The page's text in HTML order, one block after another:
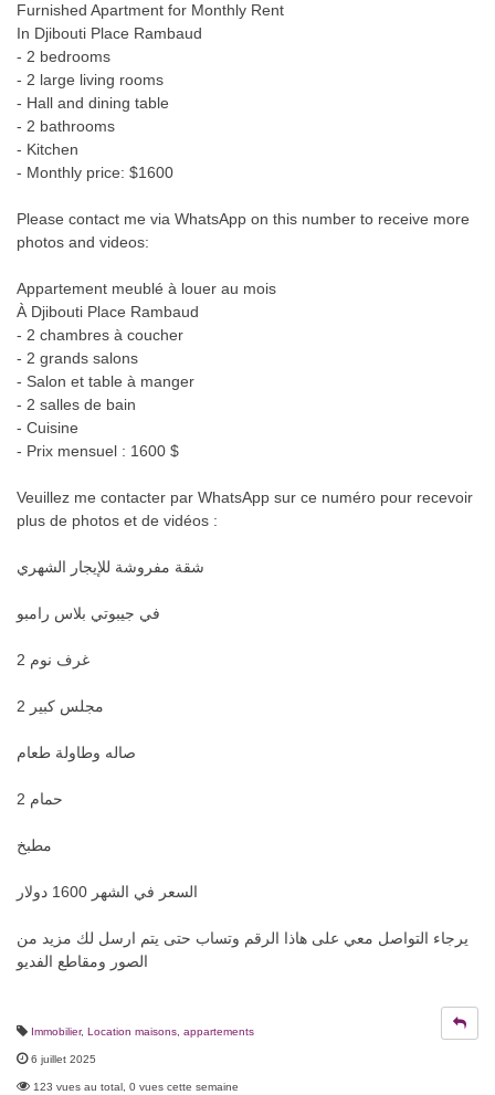
Furnished Apartment for Monthly Rent
In Djibouti Place Rambaud
- 2 bedrooms
- 2 large living rooms
- Hall and dining table
- 2 bathrooms
- Kitchen
- Monthly price: $1600
Please contact me via WhatsApp on this number to receive more
photos and videos:
Appartement meublé à louer au mois
À Djibouti Place Rambaud
- 2 chambres à coucher
- 2 grands salons
- Salon et table à manger
- 2 salles de bain
- Cuisine
- Prix mensuel : 1600 $
Veuillez me contacter par WhatsApp sur ce numéro pour recevoir
plus de photos et de vidéos :
شقة مفروشة للإيجار الشهري
في جيبوتي بلاس رامبو
2 غرف نوم
2 مجلس كبير
صاله وطاولة طعام
2 حمام
مطبخ
السعر في الشهر 1600 دولار
يرجاء التواصل معي على هاذا الرقم وتساب حتى يتم ارسل لك مزيد من
الصور ومقاطع الفديو
Immobilier, Location maisons, appartements
6 juillet 2025
123 vues au total, 0 vues cette semaine